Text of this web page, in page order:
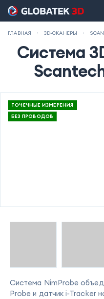
ГЛАВНАЯ 3D-СКАНЕРЫ
Система
ТОЧЕЧНЫЕ ИЗМЕРЕНИЯ
БЕЗ ПРОВОДОВ
Система NimProbe
Probe и датчик i-Tracker